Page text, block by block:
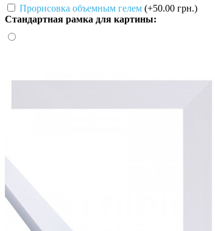
Прорисовка объемным гелем (+50.00 грн.)
Стандартная рамка для картины: